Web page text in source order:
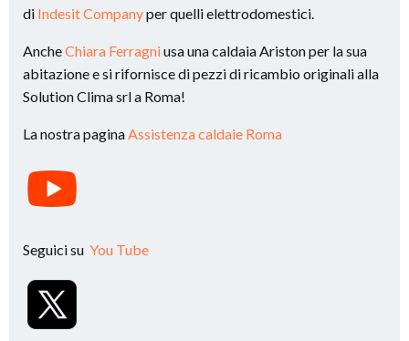
di Indesit Companyper quelli elettrodomestici.
AncheChiara Ferragniusa una caldaia Ariston per la sua
abitazione e si rifornisce di pezzi di ricambio originali alla
Solution Clima srl a Roma!
La nostra pagina Assistenza caldaie Roma
Seguici su You Tube